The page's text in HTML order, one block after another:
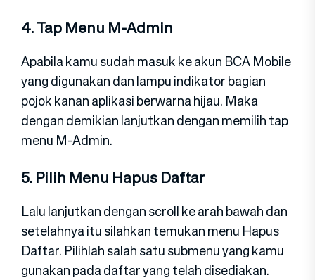
4. Tap Menu M-Admin
Apabila kamu sudah masuk ke akun BCA Mobile
yang digunakan dan lampu indikator bagian
pojok kanan aplikasi berwarna hijau. Maka
dengan demikian lanjutkan dengan memilih tap
menu M-Admin.
5. Pilih Menu Hapus Daftar
Lalu lanjutkan dengan scroll ke arah bawah dan
setelahnya itu silahkan temukan menu Hapus
Daftar. Pilihlah salah satu submenu yang kamu
gunakan pada daftar yang telah disediakan.